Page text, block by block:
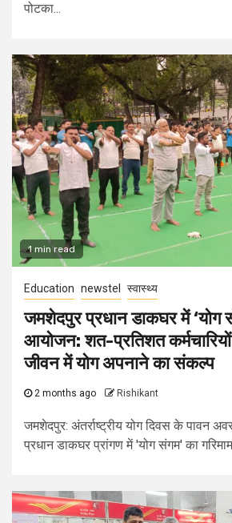
पोटका...
1 min read
Education newstel स्वास्थ्य
जमशेदपुर प्रधान डाकघर में ‘योग
आयोजन: शत-प्रतिशत
जीवन में योग अपनाने का संकल्प
2 months ago Rishikant
जमशेदपुर: अंतर्राष्ट्रीय योग दिवस के पावन
प्रधान डाकघर प्रांगण में 'योग संगम' का